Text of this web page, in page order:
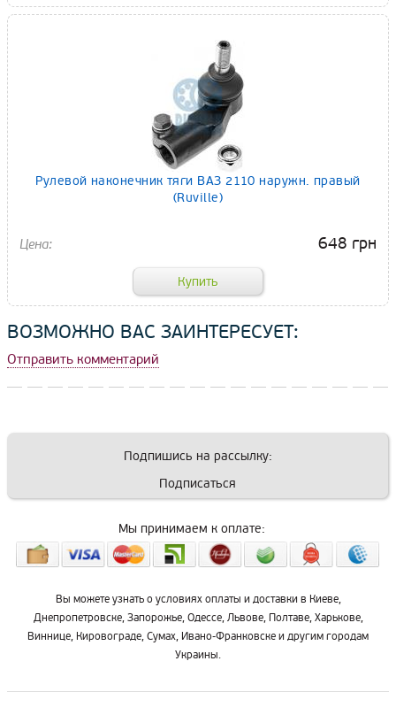
Рулевой наконечник тяги ВАЗ 2110 наружн. правый
(Ruville)
648 грн
ВОЗМОЖНО ВАС ЗАИНТЕРЕСУЕТ:
Отправить комментарий
Подпишись на рассылку:
Подписаться
Мы принимаем к оплате:
Вы можете узнать о условиях оплаты и доставки в Киеве,
Днепропетровске, Запорожье, Одессе, Львове, Полтаве, Харькове,
Виннице, Кировограде, Сумах, Ивано-Франковске и другим городам
Украины.